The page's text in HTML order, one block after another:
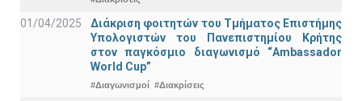
01/04/2025
Διάκριση φοιτητών του Τμήματος Επιστήμης
Υπολογιστών του Πανεπιστημίου Κρήτης
στον παγκόσμιο διαγωνισμό “Ambassador
World Cup”
#Διαγωνισμοί #Διακρίσεις